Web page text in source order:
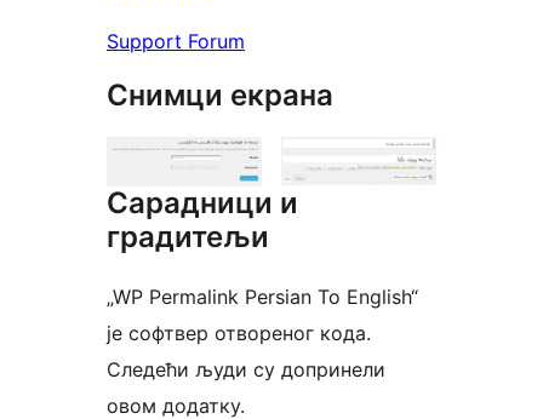
Support Forum
Снимци екрана
Сарадници и
градитељи
„WP Permalink Persian To English“
је софтвер отвореног кода.
Следећи људи су допринели
овом додатку.